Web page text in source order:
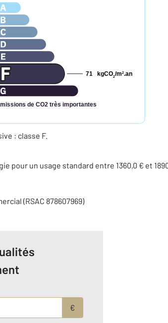
de CO2 très importantes
kgCO2/m2.an
71
: classe F.
pour un usage standard entre 1360,0 € et
(RSAC 878607969)
€